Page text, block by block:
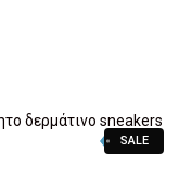
SALE